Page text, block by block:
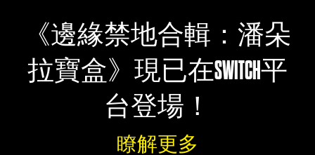
《邊緣禁地合輯：潘朵
拉寶盒》現已在SWITCH平
台登場！
瞭解更多